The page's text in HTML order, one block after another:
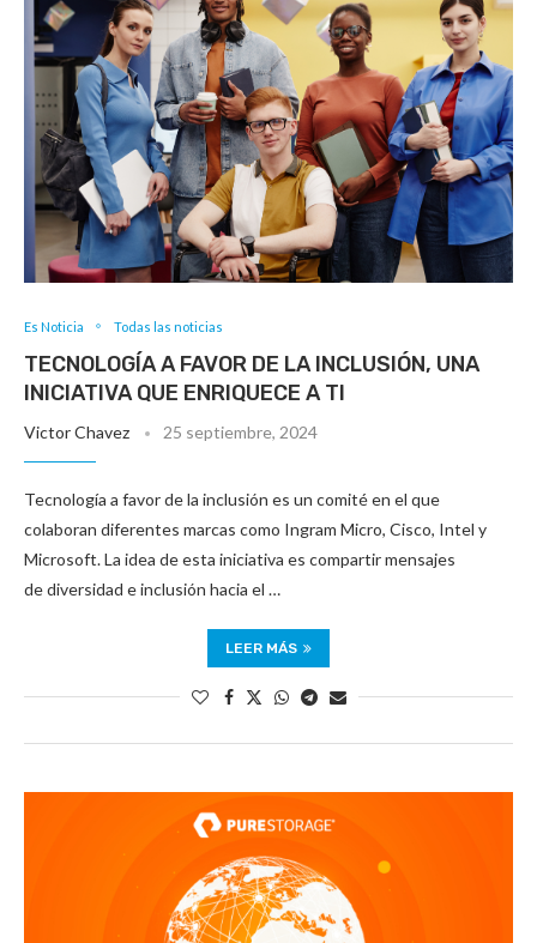
Es Noticia Todas las noticias
TECNOLOGÍA A FAVOR DE LA INCLUSIÓN, UNA
INICIATIVA QUE ENRIQUECE A TI
Victor Chavez 25 septiembre, 2024
Tecnología a favor de la inclusión es un comité en el que
colaboran diferentes marcas como Ingram Micro, Cisco, Intel y
Microsoft. La idea de esta iniciativa es compartir mensajes
de diversidad e inclusión hacia el …
LEER MÁS